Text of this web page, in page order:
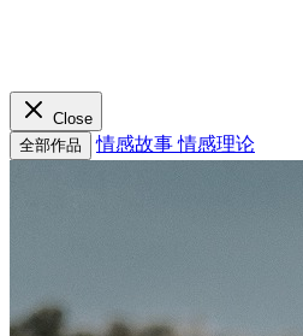
Close
全部作品
情感故事情感理论